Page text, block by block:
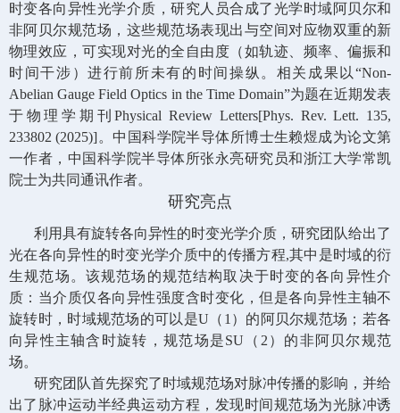
时变各向异性光学介质，研究人员合成了光学时域阿贝尔和
非阿贝尔规范场，这些规范场表现出与空间对应物双重的新
物理效应，可实现对光的全自由度（如轨迹、频率、偏振和
时间干涉）进行前所未有的时间操纵。相关成果以“Non-
Abelian Gauge Field Optics in the Time Domain”为题在近期发表
于物理学期刊Physical Review Letters[Phys. Rev. Lett. 135,
233802 (2025)]。中国科学院半导体所博士生赖煜成为论文第
一作者，中国科学院半导体所张永亮研究员和浙江大学常凯
院士为共同通讯作者。
研究亮点
利用具有旋转各向异性的时变光学介质，研究团队给出了
光在各向异性的时变光学介质中的传播方程,其中是时域的衍
生规范场。该规范场的规范结构取决于时变的各向异性介
质：当介质仅各向异性强度含时变化，但是各向异性主轴不
旋转时，时域规范场的可以是U （ 1 ）的阿贝尔规范场；若各
向异性主轴含时旋转，规范场是SU （ 2 ）的非阿贝尔规范
场。
研究团队首先探究了时域规范场对脉冲传播的影响，并给
出了脉冲运动半经典运动方程，发现时间规范场为光脉冲诱